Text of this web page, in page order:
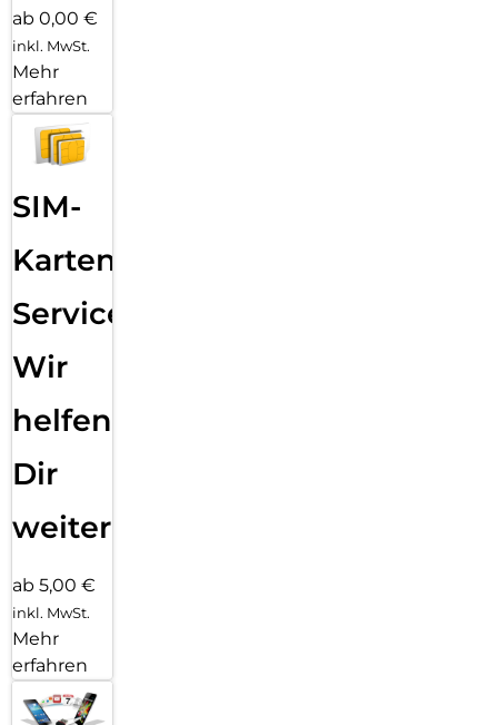
ab 0,00 €
inkl. MwSt.
Mehr
erfahren
SIM-
Karten
Service:
Wir
helfen
Dir
weiter
ab 5,00 €
inkl. MwSt.
Mehr
erfahren